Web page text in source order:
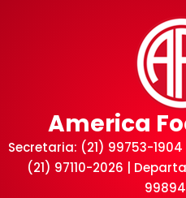
America
Secretaria: (21) 99753-
(21) 97110-2026 |